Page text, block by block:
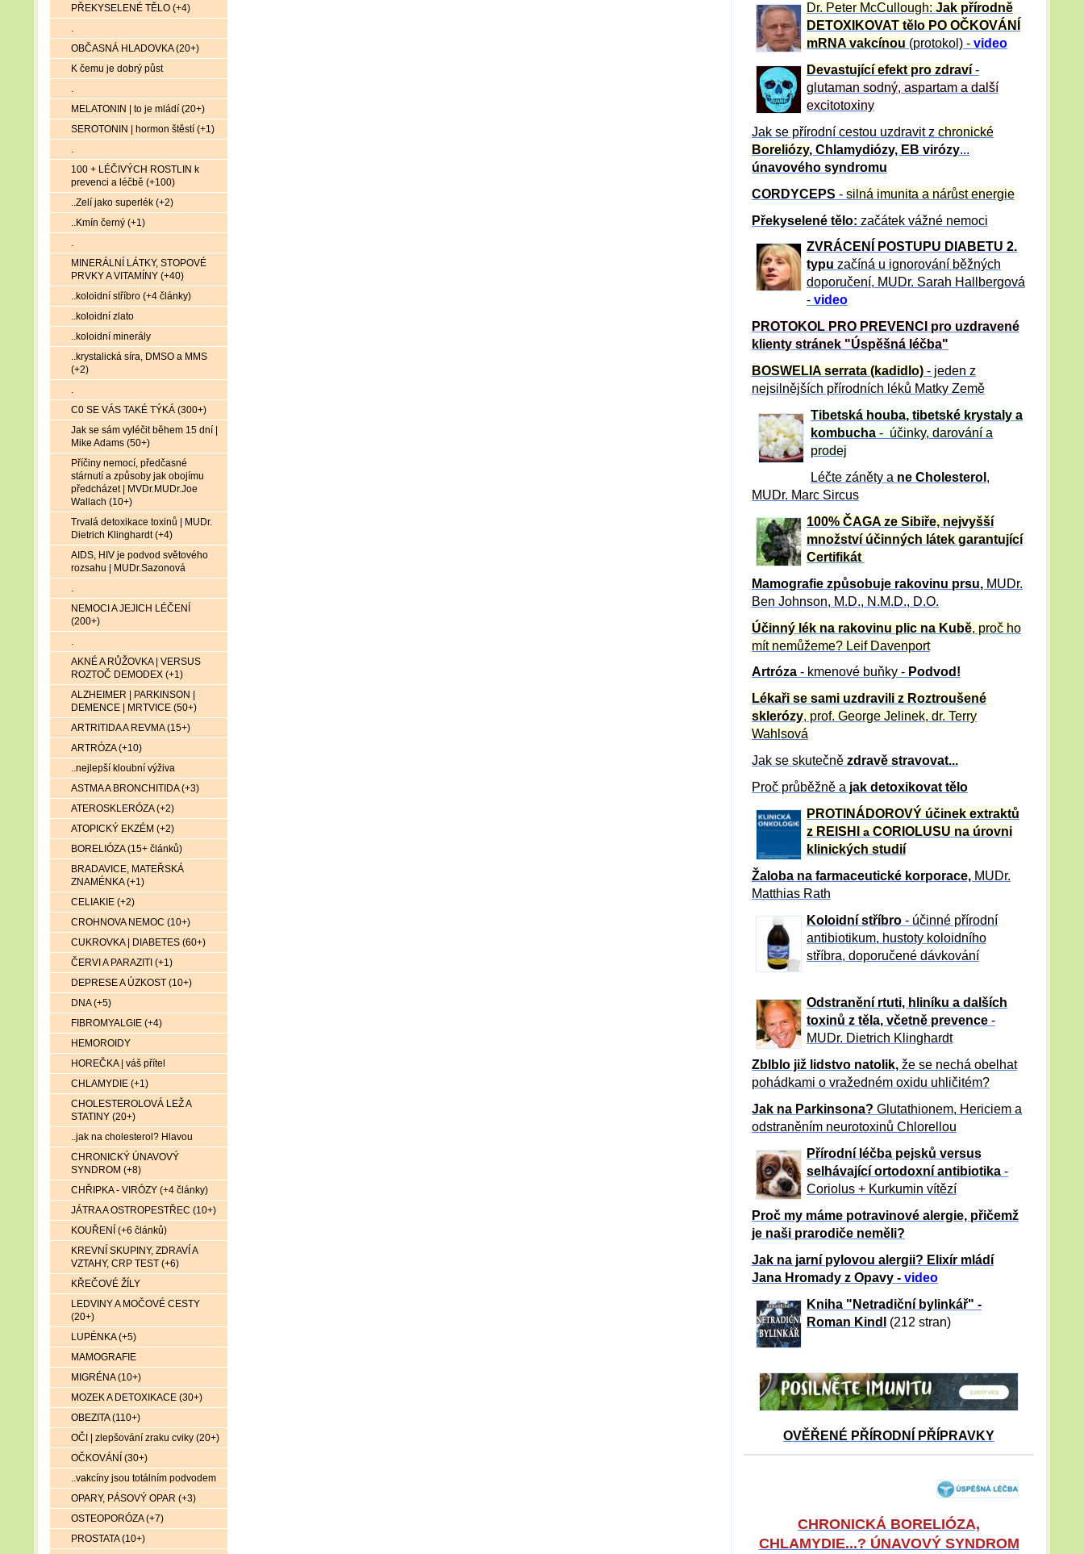
Dr. Peter McCullough: Jak přírodně
DETOXIKOVAT tělo PO OČKOVÁNÍ
mRNA vakcínou (protokol) - video
Devastující efekt pro zdraví-
glutaman sodný, aspartam a další
excitotoxiny
Jak se přírodní cestou uzdravit z chronické
Boreliózy, Chlamydiózy, EB virózy...
únavového syndromu
CORDYCEPS - silná imunita a nárůst energie
Překyselené tělo: začátek vážné nemoci
ZVRÁCE NÍ POSTUPU DIABETU 2.
typu začíná u ignorování běžných
doporučení, MUDr. Sarah Hallbergová
- video
PROTOKOL PRO PREVENCI pro uzdravené
klienty stránek "Úspěšná léčba"
BOSWELIA serrata (kadidlo) - jeden z
nejsilnějších přírodních léků Matky Země
Tibetská houba, tibetské krystaly a
kombucha - účinky, darování a
prodej
Léčte záněty a ne Cholesterol ,
MUDr. Marc Sircus
100% ČAGA ze Sibiře, nejvyšší
množství účinných látek garantující
Certifikát
Mamografie způsobuje rakovinu prsu, MUDr.
Ben Johnson, M.D., N.M.D., D.O.
Účinný lék na rakovinu plic na Kubě, proč ho
mít nemůžeme? Leif Davenport
Artróza - kmenové buňky - Podvod!
Lékaři se sami uzdravili z Roztroušené
sklerózy, prof. George Jelinek, dr. Terry
Wahlsová
Jak se skutečně zdravě stravovat...
Proč průběžně a jak detoxikovat tělo
PROTINÁDOROVÝ účinek extraktů
z REISHI a CORIOLUSU na úrovni
klinických studií
Žaloba na farmaceutické korporace, MUDr.
Matthias Rath
Koloidní stříbro- účinné přírodní
antibiotikum, hustoty koloidního
stříbra, doporučené dávkování
Odstranění rtuti, hliníku a dalších
toxinů z těla, včetně prevence -
MUDr. Dietrich Klinghardt
Zblblo již lidstvo natolik, že se nechá obelhat
pohádkami o vražedném oxidu uhličitém?
Jak na Parkinsona? Glutathionem, Hericiem a
odstraněním neurotoxinů Chlorellou
Přírodní léčba pejsků versus
selhávající ortodoxní antibiotika -
Coriolus + Kurkumin vítězí
Proč my máme potravinové alergie, přičemž
je naši prarodiče neměli?
Jak na jarní pylovou alergii? Elixír mládí
Jana Hromady z Opavy - video
Kniha "Netradiční bylinkář" -
Roman Kindl
(212 stran)
OVĚŘENÉ PŘÍRODNÍ PŘÍPRAVKY
CHRONICKÁ BORELIÓZA,
CHLAMYDIE...? ÚNAVOVÝ SYNDROM
PŘEKYSELENÉ TĚLO (+4)
.
OBČASNÁ HLADOVKA (20+)
K čemu je dobrý půst
.
MELATONIN | to je mládí (20+)
SEROTONIN | hormon štěstí (+1)
.
100 + LÉČIVÝCH ROSTLIN k
prevenci a léčbě (+100)
..Zelí jako superlék (+2)
..Kmín černý (+1)
.
MINERÁLNÍ LÁTKY, STOPOVÉ
PRVKY A VITAMÍNY (+40)
..koloidní stříbro (+4 články)
..koloidní zlato
..koloidní minerály
..krystalická síra, DMSO a MMS
(+2)
.
C0 SE VÁS TAKÉ TÝKÁ (300+)
Jak se sám vyléčit během 15 dní |
Mike Adams (50+)
Příčiny nemocí, předčasné
stárnutí a způsoby jak obojímu
předcházet | MVDr.MUDr.Joe
Wallach (10+)
Trvalá detoxikace toxinů | MUDr.
Dietrich Klinghardt (+4)
AIDS, HIV je podvod světového
rozsahu | MUDr.Sazonová
.
NEMOCI A JEJICH LÉČENÍ
(200+)
.
AKNÉ A RŮŽOVKA | VERSUS
ROZTOČ DEMODEX (+1)
ALZHEIMER | PARKINSON |
DEMENCE | MRTVICE (50+)
ARTRITIDA A REVMA (15+)
ARTRÓZA (+10)
..nejlepší kloubní výživa
ASTMA A BRONCHITIDA (+3)
ATEROSKLERÓZA (+2)
ATOPICKÝ EKZÉM (+2)
BORELIÓZA (15+ článků)
BRADAVICE, MATEŘSKÁ
ZNAMÉNKA (+1)
CELIAKIE (+2)
CROHNOVA NEMOC (10+)
CUKROVKA | DIABETES (60+)
ČERVI A PARAZITI (+1)
DEPRESE A ÚZKOST (10+)
DNA (+5)
FIBROMYALGIE (+4)
HEMOROIDY
HOREČKA | váš přítel
CHLAMYDIE (+1)
CHOLESTEROLOVÁ LEŽ A
STATINY (20+)
..jak na cholesterol? Hlavou
CHRONICKÝ ÚNAVOVÝ
SYNDROM (+8)
CHŘIPKA - VIRÓZY (+4 články)
JÁTRA A OSTROPESTŘEC (10+)
KOUŘENÍ (+6 článků)
KREVNÍ SKUPINY, ZDRAVÍ A
VZTAHY, CRP TEST (+6)
KŘEČOVÉ ŽÍLY
LEDVINY A MOČOVÉ CESTY
(20+)
LUPÉNKA (+5)
MAMOGRAFIE
MIGRÉNA (10+)
MOZEK A DETOXIKACE (30+)
OBEZITA (110+)
OČI | zlepšování zraku cviky (20+)
OČKOVÁNÍ (30+)
..vakcíny jsou totálním podvodem
OPARY, PÁSOVÝ OPAR (+3)
OSTEOPORÓZA (+7)
PROSTATA (10+)